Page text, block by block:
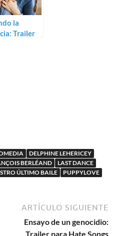
la
Trailer
DELPHINE LEHERICEY
BERLÉAND
LAST DANCE
ÚLTIMO BAILE PUPPYLOVE
ARTÍCULO SIGUIENTE
Ensayo de un genocidio:
Trailer para Hate Songs